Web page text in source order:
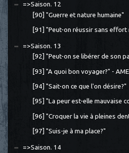
=>Saison. 12
[90] "Guerre et nature humaine"
[91] "Peut-on réussir sans effort
=>Saison. 13
[92] "Peut-on se libérer de son
[93] "A quoi bon voyager?" - AME
[94] "Sait-on ce que l'on désire?"
[95] "La peur est-elle mauvaise
[96] "Croquer la vie à pleines
[97] "Suis-je à ma place?"
=>Saison. 14